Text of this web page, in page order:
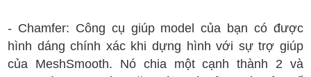
- Chamfer: Công cụ giúp model của bạn có được
hình dáng chính xác khi dựng hình với sự trợ giúp
của MeshSmooth. Nó chia một cạnh thành 2 và